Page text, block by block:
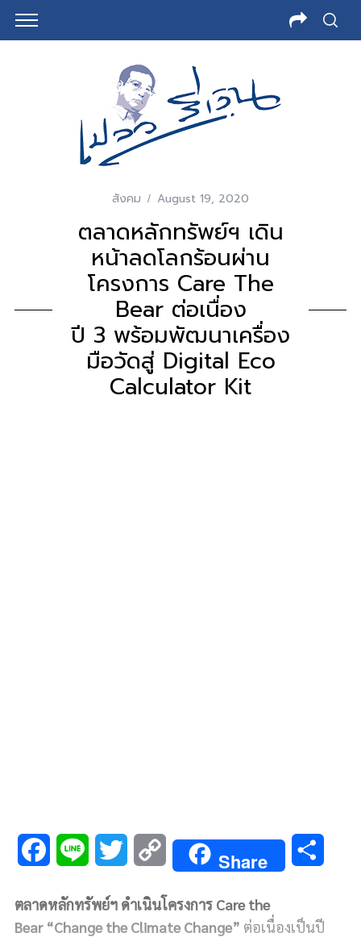
สังคม August 19, 2020
ตลาดหลักทรัพย์ฯ เดิน
หน้าลดโลกร้อนผ่าน
โครงการ Care The
Bear ต่อเนื่อง
ปี 3 พร้อมพัฒนาเครื่อง
มือวัดสู่ Digital Eco
Calculator Kit
c
n
i
p
Share
ตลาดหลักทรัพย์ฯ ดำเนินโครงการ Care the
Bear “Change the Climate Change” ต่อเนื่องเป็นปี